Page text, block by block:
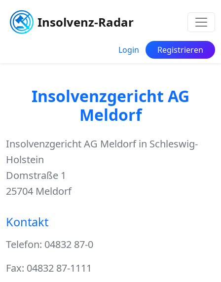
Insolvenz-Radar
Login Registrieren
Insolvenzgericht AG
Meldorf
Insolvenzgericht AG Meldorf in Schleswig-
Holstein
Domstraße 1
25704 Meldorf
Kontakt
Telefon: 04832 87-0
Fax: 04832 87-1111